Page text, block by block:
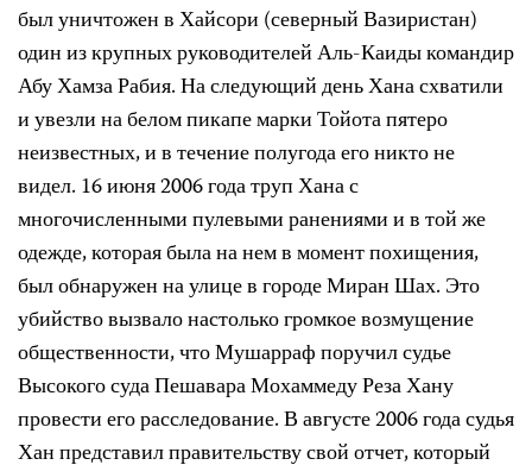
был уничтожен в Хайсори (северный Вазиристан)
один из крупных руководителей Аль-Каиды командир
Абу Хамза Рабия. На следующий день Хана схватили
и увезли на белом пикапе марки Тойота пятеро
неизвестных, и в течение полугода его никто не
видел. 16 июня 2006 года труп Хана с
многочисленными пулевыми ранениями и в той же
одежде, которая была на нем в момент похищения,
был обнаружен на улице в городе Миран Шах. Это
убийство вызвало настолько громкое возмущение
общественности, что Мушарраф поручил судье
Высокого суда Пешавара Мохаммеду Реза Хану
провести его расследование. В августе 2006 года судья
Хан представил правительству свой отчет, который